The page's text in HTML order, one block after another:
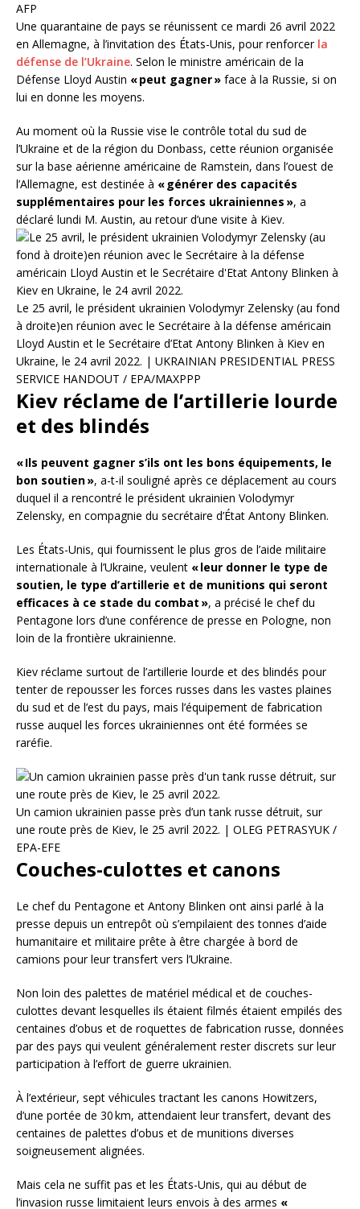
AFP
Une quarantaine de pays se réunissent ce mardi 26 avril 2022
en Allemagne, à l’invitation des États-Unis, pour renforcer la
défense de l’Ukraine. Selon le ministre américain de la
Défense Lloyd Austin « peut gagner » face à la Russie, si on
lui en donne les moyens.
Au moment où la Russie vise le contrôle total du sud de
l’Ukraine et de la région du Donbass, cette réunion organisée
sur la base aérienne américaine de Ramstein, dans l’ouest de
l’Allemagne, est destinée à « générer des capacités
supplémentaires pour les forces ukrainiennes », a
déclaré lundi M. Austin, au retour d’une visite à Kiev.
Le 25 avril, le président ukrainien Volodymyr Zelensky (au fond
à droite)en réunion avec le Secrétaire à la défense américain
Lloyd Austin et le Secrétaire d’Etat Antony Blinken à Kiev en
Ukraine, le 24 avril 2022. | UKRAINIAN PRESIDENTIAL PRESS
SERVICE HANDOUT / EPA/MAXPPP
Kiev réclame de l’artillerie lourde
et des blindés
« Ils peuvent gagner s’ils ont les bons équipements, le
bon soutien », a-t-il souligné après ce déplacement au cours
duquel il a rencontré le président ukrainien Volodymyr
Zelensky, en compagnie du secrétaire d’État Antony Blinken.
Les États-Unis, qui fournissent le plus gros de l’aide militaire
internationale à l’Ukraine, veulent « leur donner le type de
soutien, le type d’artillerie et de munitions qui seront
efficaces à ce stade du combat », a précisé le chef du
Pentagone lors d’une conférence de presse en Pologne, non
loin de la frontière ukrainienne.
Kiev réclame surtout de l’artillerie lourde et des blindés pour
tenter de repousser les forces russes dans les vastes plaines
du sud et de l’est du pays, mais l’équipement de fabrication
russe auquel les forces ukrainiennes ont été formées se
raréfie.
Un camion ukrainien passe près d’un tank russe détruit, sur
une route près de Kiev, le 25 avril 2022. | OLEG PETRASYUK /
EPA-EFE
Couches-culottes et canons
Le chef du Pentagone et Antony Blinken ont ainsi parlé à la
presse depuis un entrepôt où s’empilaient des tonnes d’aide
humanitaire et militaire prête à être chargée à bord de
camions pour leur transfert vers l’Ukraine.
Non loin des palettes de matériel médical et de couches-
culottes devant lesquelles ils étaient filmés étaient empilés des
centaines d’obus et de roquettes de fabrication russe, données
par des pays qui veulent généralement rester discrets sur leur
participation à l’effort de guerre ukrainien.
À l’extérieur, sept véhicules tractant les canons Howitzers,
d’une portée de 30 km, attendaient leur transfert, devant des
centaines de palettes d’obus et de munitions diverses
soigneusement alignées.
Mais cela ne suffit pas et les États-Unis, qui au début de
l’invasion russe limitaient leurs envois à des armes «